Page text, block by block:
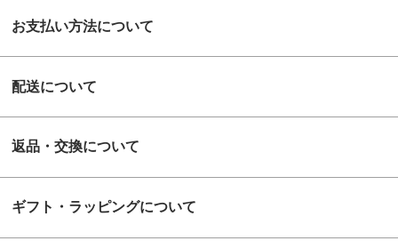
お支払い方法について
配送について
返品・交換について
ギフト・ラッピングについて